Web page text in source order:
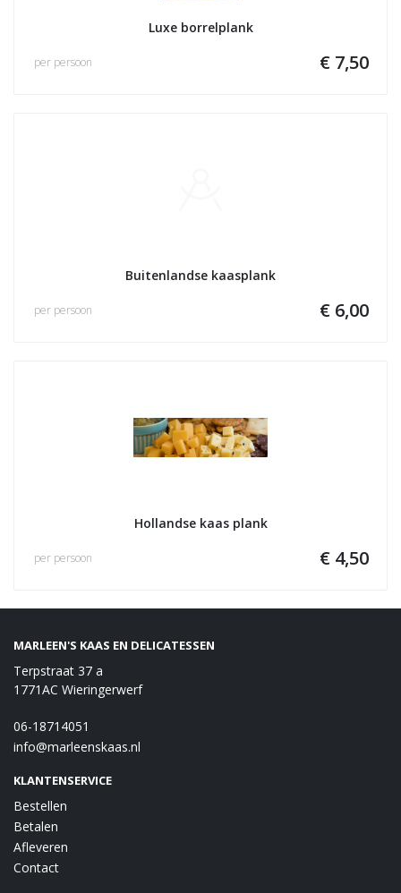
Luxe borrelplank
€ 7,50
per persoon
Buitenlandse kaasplank
€ 6,00
per persoon
Hollandse kaas plank
€ 4,50
per persoon
MARLEEN'S KAAS EN DELICATESSEN
Terpstraat 37 a
1771AC Wieringerwerf
06-18714051
info@marleenskaas.nl
KLANTENSERVICE
Bestellen
Betalen
Afleveren
Contact